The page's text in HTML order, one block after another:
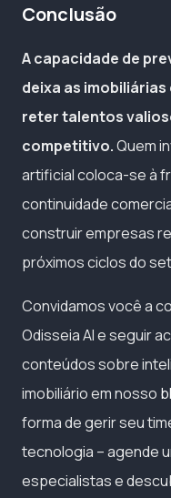
Conclusão
A capacidade de
deixa as
reter talentos
competitivo.Quem
artificial coloca-se à
continuidade
construir empresas
próximos ciclos do
Convidamos você a
Odisseia AI e seguir
conteúdos sobre
imobiliário em nosso
forma de gerir seu
tecnologia – agende
especialistas e